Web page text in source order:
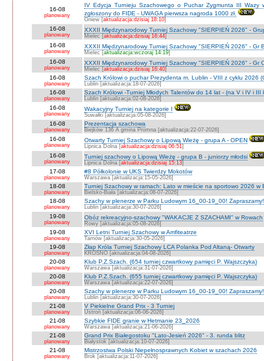
16-08
planowany
IV Edycja Turnieju Szachowego o Puchar Zygmunta III Wazy
zgłoszony do FIDE - UWAGA pierwsza nagroda 1000 zł.
Gniew [aktualizacja:dzisiaj 18:10]
16-08
planowany
XXXII Międzynarodowy Turniej Szachowy "SIERPIEŃ 2026" -
Mielec [aktualizacja:dzisiaj 16:44]
16-08
planowany
XXXII Międzynarodowy Turniej Szachowy "SIERPIEŃ 2026" - Gr
Mielec [aktualizacja:wczoraj 14:19]
16-08
planowany
XXXII Międzynarodowy Turniej Szachowy "SIERPIEŃ 2026" - Gr
Mielec [aktualizacja:dzisiaj 16:40]
16-08
planowany
Szach Królowi o puchar Prezydenta m. Lublin - VIII z cyklu 2026
Lublin [aktualizacja:18-07-2026]
16-08
planowany
Szach Królowi -Turniej Młodych Talentów do 14 lat - (na V i IV i III
Lublin [aktualizacja:02-08-2026]
16-08
planowany
Wakacyjny Turniej na kategorie I
Suwałki [aktualizacja:05-08-2026]
16-08
planowany
Prezentacja szachowa
Biejków 136 A gmina Promna [aktualizacja:22-07-2026]
16-08
planowany
Otwarty Turniej Szachowy o Lipową Wieżę - grupa A - OPEN
Lipnica Dolna [aktualizacja:dzisiaj 06:51]
16-08
planowany
Turniej szachowy o Lipową Wieżę - grupa B - juniorzy młodsi
Lipnica Dolna [aktualizacja:dzisiaj 15:13]
17-08
planowany
#8 Półkolonie w UKS Twierdzy Mokotów
Warszawa [aktualizacja:15-05-2026]
18-08
planowany
Turniej Szachowy w ramach: Lato w mieście na sportowo 2026 w
Bielsko-Biała [aktualizacja:08-07-2026]
18-08
planowany
Szachy w plenerze w Parku Ludowym 16_00-19_00! Zapraszamy!
Lublin [aktualizacja:30-07-2026]
19-08
planowany
Obóz rekreacyjno-szachowy "WAKACJE Z SZACHAMI" w Rowach
Rowy [aktualizacja:05-08-2026]
19-08
planowany
XVI Letni Turniej Szachowy w Amfiteatrze
Tarnów [aktualizacja:30-05-2026]
19-08
planowany
Złap Króla Turniej Szachowy LCA Polanka Pod Altaną- Otwarty
KROSNO [aktualizacja:04-08-2026]
20-08
planowany
Klub P.Z.Szach. (654 turniej czwartkowy pamięci P. Wajszczyka)
Warszawa [aktualizacja:31-07-2026]
20-08
planowany
Klub P.Z.Szach. (655 turniej czwartkowy pamięci P. Wajszczyka)
Warszawa [aktualizacja:22-07-2026]
20-08
planowany
Szachy w plenerze w Parku Ludowym 16_00-19_00! Zapraszamy!
Lublin [aktualizacja:30-07-2026]
21-08
planowany
V Piekielne Grand Prix - 3 Turniej
Ustroń [aktualizacja:06-06-2026]
21-08
planowany
Szybkie FIDE granie w Hetmanie 23_2026
Warszawa [aktualizacja:21-06-2026]
21-08
planowany
Grand Prix Białegostoku "Lato-Jesień 2026" - 3. runda blitz
Białystok [aktualizacja:10-07-2026]
21-08
planowany
Mistrzostwa Polski Niepełnosprawnych Kobiet w szachach 2026
Brok [aktualizacja:11-07-2026]